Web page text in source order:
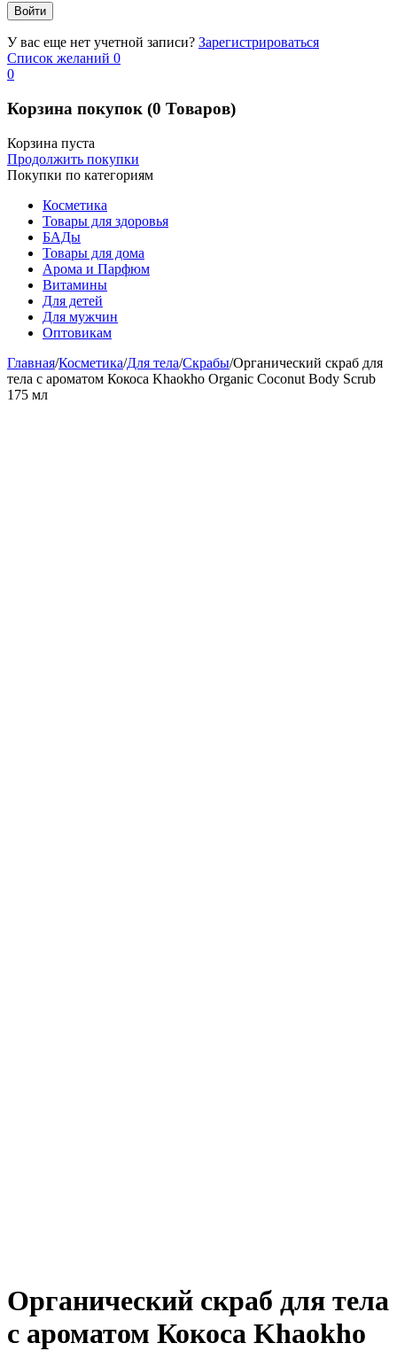
У вас еще нет учетной записи? Зарегистрироваться
Список желаний 0
0
Корзина покупок (0 Товаров)
Корзина пуста
Продолжить покупки
Покупки по категориям
Косметика
Товары для здоровья
БАДы
Товары для дома
Арома и Парфюм
Витамины
Для детей
Для мужчин
Оптовикам
Главная/Косметика/Для тела/Скрабы/Органический скраб для
тела с ароматом Кокоса Khaokho Organic Coconut Body Scrub
175 мл
Органический скраб для тела
с ароматом Кокоса Khaokho